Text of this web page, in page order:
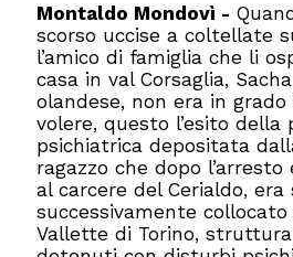
Montaldo Mondovì -
scorso uccise a coltellate
l’amico di famiglia che li
casa in val Corsaglia,
olandese, non era in
volere, questo l’esito della
psichiatrica depositata
ragazzo che dopo
al carcere del Cerialdo, era
successivamente
Vallette di Torino,